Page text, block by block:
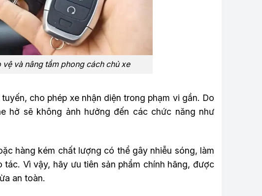
và nâng tầm phong cách chủ xe
cho phép xe nhận diện trong phạm vi gần. Do
hở sẽ không ảnh hưởng đến các chức năng như
hàng kém chất lượng có thể gây nhiễu sóng, làm
Vì vậy, hãy ưu tiên sản phẩm chính hãng, được
an toàn.